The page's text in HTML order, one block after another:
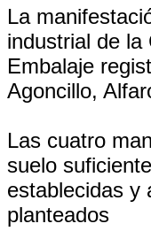
La
industrial de la
Embalaje
Agoncillo,
Las cuatro
suelo
establecidas y
planteados